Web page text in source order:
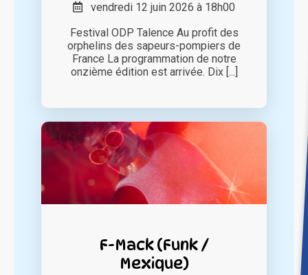
vendredi 12 juin 2026 à 18h00
Festival ODP Talence Au profit des
orphelins des sapeurs-pompiers de
France La programmation de notre
onzième édition est arrivée. Dix [...]
F-Mack (Funk /
Mexique)